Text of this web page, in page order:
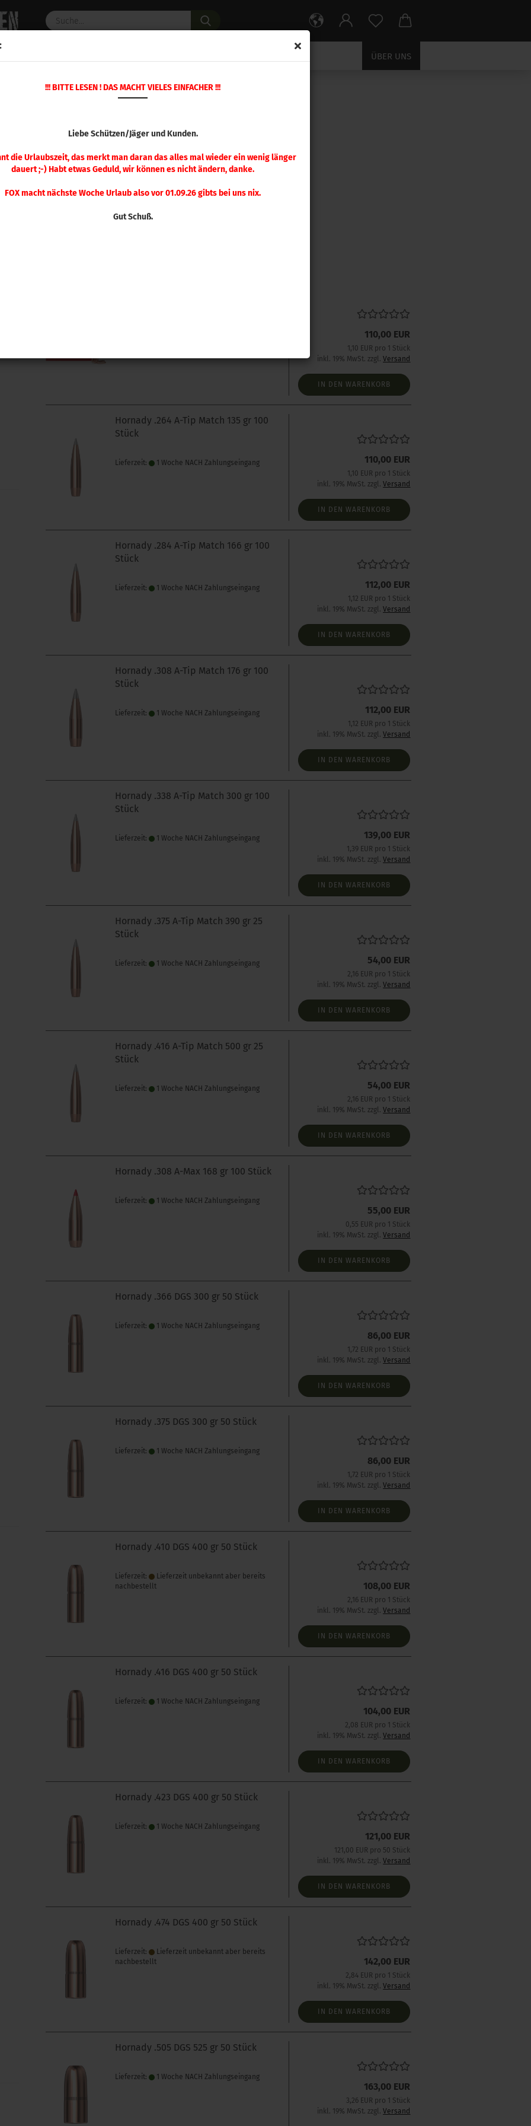
!!! BITTE LESEN ! DAS MACHT VIELES EINFACHER !!!
Liebe Schützen/Jäger und Kunden.
die Urlaubszeit, das merkt man daran das alles mal wieder ein wenig länger
dauert ;-) Habt etwas Geduld, wir können es nicht ändern, danke.
FOX macht nächste Woche Urlaub also vor 01.09.26 gibts bei uns nix.
Gut Schuß.
ÜBER UNS
Startseite » Geschosse » Hornady Geschosse
Sortieren nach
Sortieren nach
110,00 EUR
1,10 EUR pro 1 Stück
inkl. 19% MwSt. zzgl.Versand
IN DEN WARENKORB
Hornady .264 A-Tip Match 135 gr 100
Stück
Lieferzeit: 1 Woche NACH Zahlungseingang 110,00 EUR
1,10 EUR pro 1 Stück
inkl. 19% MwSt. zzgl.Versand
IN DEN WARENKORB
Hornady .284 A-Tip Match 166 gr 100
Stück
Lieferzeit: 1 Woche NACH Zahlungseingang 112,00 EUR
1,12 EUR pro 1 Stück
inkl. 19% MwSt. zzgl.Versand
IN DEN WARENKORB
Hornady .308 A-Tip Match 176 gr 100
Stück
Lieferzeit: 1 Woche NACH Zahlungseingang 112,00 EUR
1,12 EUR pro 1 Stück
inkl. 19% MwSt. zzgl.Versand
IN DEN WARENKORB
Hornady .338 A-Tip Match 300 gr 100
Stück
Lieferzeit: 1 Woche NACH Zahlungseingang 139,00 EUR
1,39 EUR pro 1 Stück
inkl. 19% MwSt. zzgl.Versand
IN DEN WARENKORB
Hornady .375 A-Tip Match 390 gr 25
Stück
Lieferzeit: 1 Woche NACH Zahlungseingang 54,00 EUR
2,16 EUR pro 1 Stück
inkl. 19% MwSt. zzgl.Versand
IN DEN WARENKORB
Hornady .416 A-Tip Match 500 gr 25
Stück
Lieferzeit: 1 Woche NACH Zahlungseingang 54,00 EUR
2,16 EUR pro 1 Stück
inkl. 19% MwSt. zzgl.Versand
IN DEN WARENKORB
Hornady .308 A-Max 168 gr 100 Stück
Lieferzeit: 1 Woche NACH Zahlungseingang
55,00 EUR
0,55 EUR pro 1 Stück
inkl. 19% MwSt. zzgl.Versand
IN DEN WARENKORB
Hornady .366 DGS 300 gr 50 Stück
Lieferzeit: 1 Woche NACH Zahlungseingang
86,00 EUR
1,72 EUR pro 1 Stück
inkl. 19% MwSt. zzgl.Versand
IN DEN WARENKORB
Hornady .375 DGS 300 gr 50 Stück
Lieferzeit: 1 Woche NACH Zahlungseingang
86,00 EUR
1,72 EUR pro 1 Stück
inkl. 19% MwSt. zzgl.Versand
IN DEN WARENKORB
Hornady .410 DGS 400 gr 50 Stück
Lieferzeit:
Lieferzeit unbekannt aber bereits
nachbestellt
108,00 EUR
2,16 EUR pro 1 Stück
inkl. 19% MwSt. zzgl.Versand
IN DEN WARENKORB
Hornady .416 DGS 400 gr 50 Stück
Lieferzeit: 1 Woche NACH Zahlungseingang
104,00 EUR
2,08 EUR pro 1 Stück
inkl. 19% MwSt. zzgl.Versand
IN DEN WARENKORB
Hornady .423 DGS 400 gr 50 Stück
Lieferzeit: 1 Woche NACH Zahlungseingang
121,00 EUR
121,00 EUR pro 50 Stück
inkl. 19% MwSt. zzgl.Versand
IN DEN WARENKORB
Hornady .474 DGS 400 gr 50 Stück
Lieferzeit:
Lieferzeit unbekannt aber bereits
nachbestellt
142,00 EUR
2,84 EUR pro 1 Stück
inkl. 19% MwSt. zzgl.Versand
IN DEN WARENKORB
Hornady .505 DGS 525 gr 50 Stück
Lieferzeit: 1 Woche NACH Zahlungseingang
163,00 EUR
3,26 EUR pro 1 Stück
inkl. 19% MwSt. zzgl.Versand